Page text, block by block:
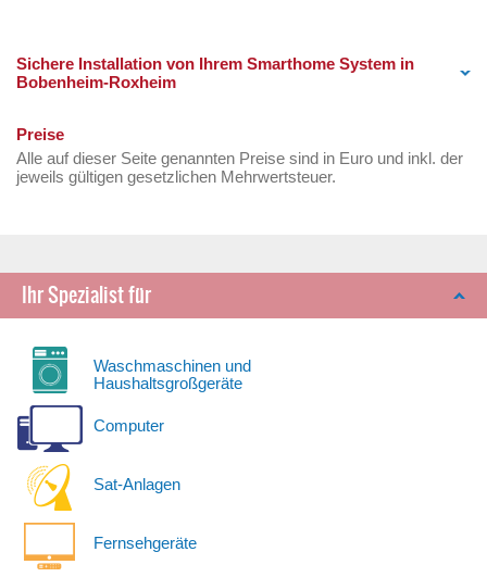
Sichere Installation von Ihrem Smarthome System in
Bobenheim-Roxheim
Preise
Alle auf dieser Seite genannten Preise sind in Euro und inkl. der
jeweils gültigen gesetzlichen Mehrwertsteuer.
Ihr Spezialist für
Waschmaschinen und
Haushaltsgroßgeräte
Computer
Sat-Anlagen
Fernsehgeräte